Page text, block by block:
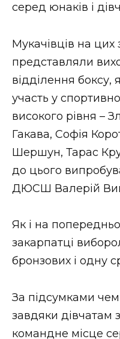
НОВИНИ
ФОТО
ВІДЕО
серед юнаків і
Мукачівців на цих
представляли
відділення
участь у
високого рівня –
Гакава, Софія
Шершун, Тарас
до цього
ДЮСШ Валерій
Як і на
закарпатці
бронзових і одну
За підсумками
завдяки дівчатам
командне місце